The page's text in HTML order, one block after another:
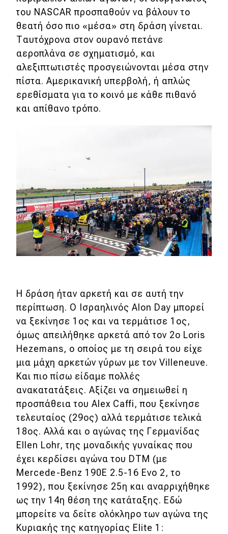
του NASCAR προσπαθούν να βάλουν το
θεατή όσο πιο «μέσα» στη δράση γίνεται.
Ταυτόχρονα στον ουρανό πετάνε
αεροπλάνα σε σχηματισμό, και
αλεξιπτωτιστές προσγειώνονται μέσα στην
πίστα. Αμερικανική υπερβολή, ή απλώς
ερεθίσματα για το κοινό με κάθε πιθανό
και απίθανο τρόπο.
Η δράση ήταν αρκετή και σε αυτή την
περίπτωση. Ο Ισραηλινός Alon Day μπορεί
να ξεκίνησε 1ος και να τερμάτισε 1ος,
όμως απειλήθηκε αρκετά από τον 2ο Loris
Hezemans, ο οποίος με τη σειρά του είχε
μια μάχη αρκετών γύρων με τον Villeneuve.
Και πιο πίσω είδαμε πολλές
ανακατατάξεις. Αξίζει να σημειωθεί η
προσπάθεια του Alex Caffi, που ξεκίνησε
τελευταίος (29ος) αλλά τερμάτισε τελικά
18ος. Αλλά και ο αγώνας της Γερμανίδας
Ellen Lohr, της μοναδικής γυναίκας που
έχει κερδίσει αγώνα του DTM (με
Mercede-Benz 190E 2.5-16 Evo 2, το
1992), που ξεκίνησε 25η και αναρριχήθηκε
ως την 14η θέση της κατάταξης. Εδώ
μπορείτε να δείτε ολόκληρο των αγώνα της
Κυριακής της κατηγορίας Elite 1: